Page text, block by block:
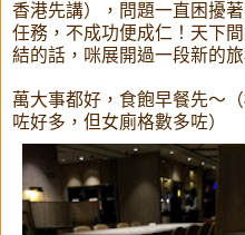
香港先講），問題一直困擾
任務，不成功便成仁！天下
結的話，咪展開過一段新的
萬大事都好，食飽早餐先～
咗好多，但女廁格數多咗）